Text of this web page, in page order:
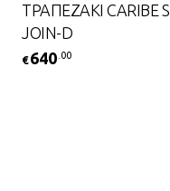
ΤΡΑΠΕΖΑΚΙ CARIBE S
JOIN-D
€ 640 .00